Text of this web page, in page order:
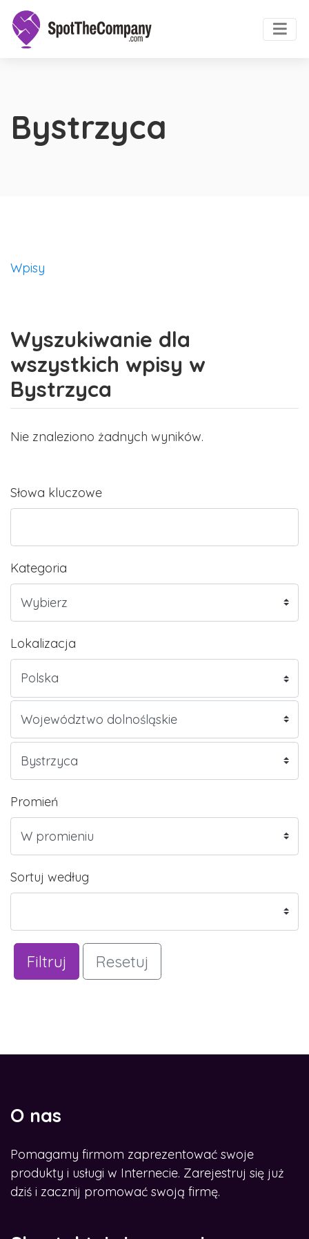
Bystrzyca
Słowa kluczowe
Kategoria
Lokalizacja
Promień
Sortuj według
Filtruj Resetuj
Wpisy
Wyszukiwanie dla
wszystkich wpisy w
Bystrzyca
Nie znaleziono żadnych wyników.
O nas
Pomagamy firmom zaprezentować swoje
produkty i usługi w Internecie. Zarejestruj się już
dziś i zacznij promować swoją firmę.